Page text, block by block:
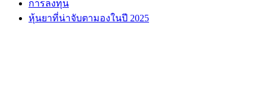
การลงทุน
หุ้นยาที่น่าจับตามองในปี 2025